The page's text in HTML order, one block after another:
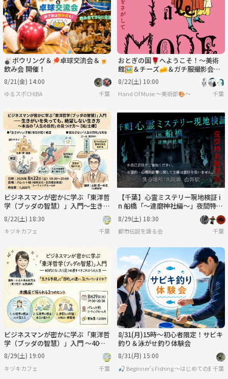
🎳ボウリング＆🏓卓球交流会＆🍺
飲み会 開催！
8/21(金) 14:00
ゆるスポCHIBA 千葉
おとぎの国🌹へようこそ！〜美術
館🖼️＆チーズ🧀＆ガチ服撮影会
👗〜
8/22(土) 10:00
Hand Of Muse 〜美術部🎨〜 千葉
ビジネスマンが密かに学ぶ「東洋哲
学（ブッダの智慧）」入門〜生きが
いを失っても絶望しない生き方
【柏/土曜】
8/22(土) 18:30
キヅキカフェ 千葉
【千葉】心霊ミステリー現地検証 i
n 船橋「〜達磨神社編〜」夜間特別
散策会
8/29(土) 18:30
都市伝説を語る会 千葉
ビジネスマンが密かに学ぶ「東洋哲
学（ブッダの智慧）」入門 〜40代
になったら見つめ直すべきこれから
の人生【柏/土曜夜】
8/29(土) 19:00
キヅキカフェ 千葉
8/31(月)15時〜初心者限定！サビキ
釣り＆泳がせ釣り体験会
8/31(月) 15:00
🎣 Beginner's Fishing ～はじめての釣り体
千葉